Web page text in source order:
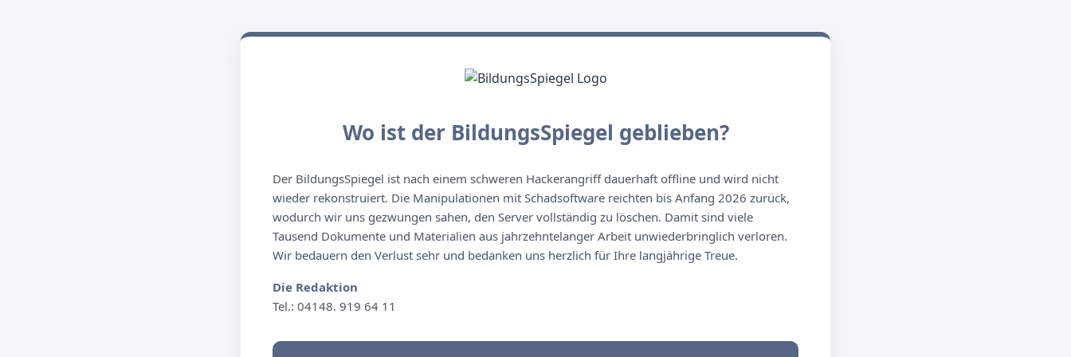
Wo ist der BildungsSpiegel geblieben?
Der BildungsSpiegel ist nach einem schweren Hackerangriff dauerhaft offline und wird nicht
wieder rekonstruiert. Die Manipulationen mit Schadsoftware reichten bis Anfang 2026 zurück,
wodurch wir uns gezwungen sahen, den Server vollständig zu löschen. Damit sind viele
Tausend Dokumente und Materialien aus jahrzehntelanger Arbeit unwiederbringlich verloren.
Wir bedauern den Verlust sehr und bedanken uns herzlich für Ihre langjährige Treue.
Die Redaktion
Tel.: 04148. 919 64 11